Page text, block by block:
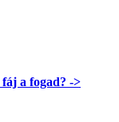
fáj a fogad? ->